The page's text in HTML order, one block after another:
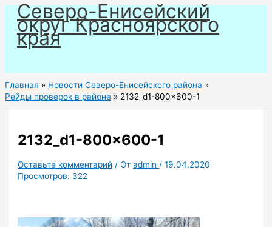
Перейти
содержимому
Северо-Енисейский
округ Красноярского
края
Главная
Новости Северо-Енисейского района
Рейды проверок в районе
2132_d1-800×600-1
2132_d1-800×600-1
Оставьте комментарий / Отadmin /19.04.2020
Просмотров: 322